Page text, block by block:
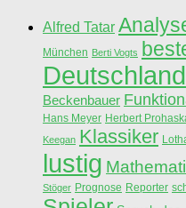
Alfred Tatar
München Berti Vogts
Deutschland
Beckenbauer
Hans Meyer Herbert
Keegan Klassiker
lustig
Stöger Prognose Reporter